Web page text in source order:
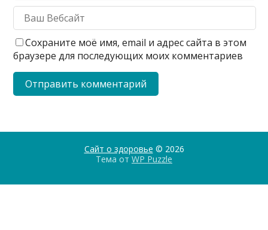
Сохраните моё имя, email и адрес сайта в этом
браузере для последующих моих комментариев
Сайт о здоровье © 2026
Тема от WP Puzzle